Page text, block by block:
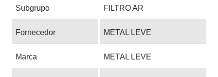
Subgrupo FILTRO AR
Fornecedor METAL LEVE
Marca METAL LEVE